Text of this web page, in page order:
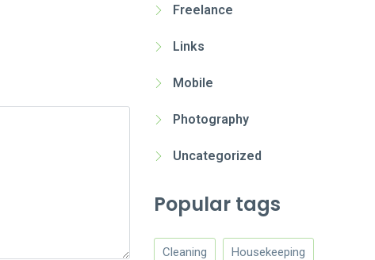
Freelance
Links
Mobile
Photography
Uncategorized
Popular tags
Cleaning Housekeeping